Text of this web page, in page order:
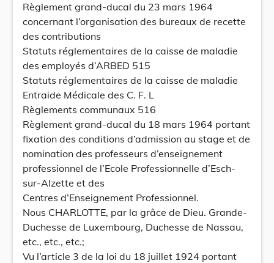
Règlement grand-ducal du 23 mars 1964
concernant l’organisation des bureaux de recette
des contributions
Statuts réglementaires de la caisse de maladie
des employés d’ARBED 515
Statuts réglementaires de la caisse de maladie
Entraide Médicale des C. F. L
Règlements communaux 516
Règlement grand-ducal du 18 mars 1964 portant
fixation des conditions d’admission au stage et de
nomination des professeurs d’enseignement
professionnel de l’Ecole Professionnelle d’Esch-
sur-Alzette et des
Centres d’Enseignement Professionnel.
Nous CHARLOTTE, par la grâce de Dieu. Grande-
Duchesse de Luxembourg, Duchesse de Nassau,
etc., etc., etc.;
Vu l’article 3 de la loi du 18 juillet 1924 portant